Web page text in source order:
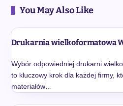
You May Also Like
Drukarnia wielkoformatowa
Wybór odpowiedniej drukarni
to kluczowy krok dla każdej firmy,
materiałów…